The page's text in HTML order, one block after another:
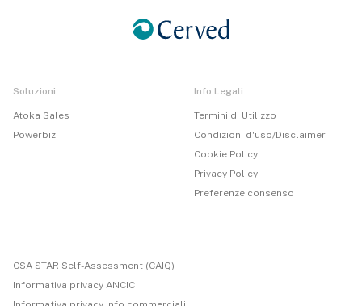
Soluzioni
Atoka Sales
Powerbiz
Info Legali
Termini di Utilizzo
Condizioni d'uso/Disclaimer
Cookie Policy
Privacy Policy
Preferenze consenso
CSA STAR Self-Assessment (CAIQ)
Informativa privacy ANCIC